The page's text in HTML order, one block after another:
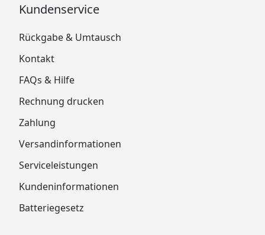
Kundenservice
Rückgabe & Umtausch
Kontakt
FAQs & Hilfe
Rechnung drucken
Zahlung
Versandinformationen
Serviceleistungen
Kundeninformationen
Batteriegesetz